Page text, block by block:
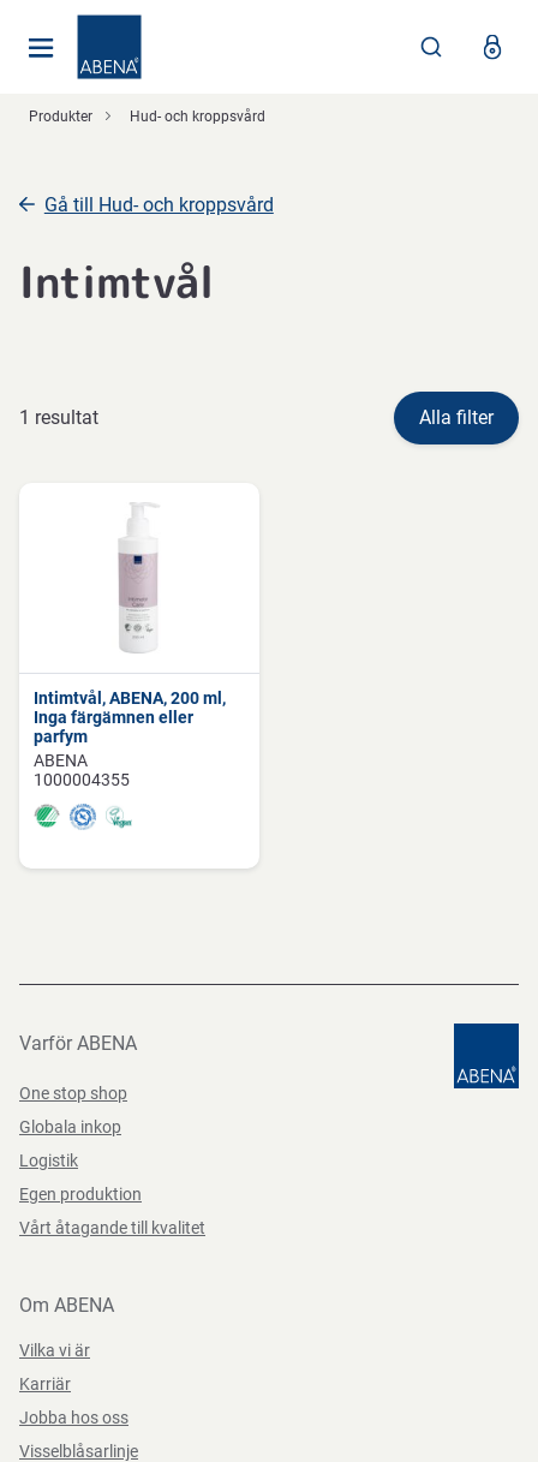
Produkter Hud- och kroppsvård
Gå till Hud- och kroppsvård
Intimtvål
1 resultat Alla filter
Intimtvål, ABENA, 200 ml,
Inga färgämnen eller
parfym
ABENA
1000004355
Varför ABENA
One stop shop
Globala inkop
Logistik
Egen produktion
Vårt åtagande till kvalitet
Om ABENA
Vilka vi är
Karriär
Jobba hos oss
Visselblåsarlinje